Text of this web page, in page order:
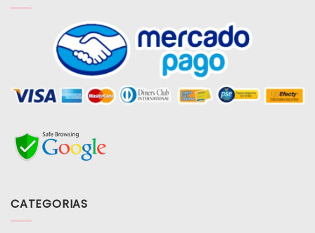
CATEGORIAS